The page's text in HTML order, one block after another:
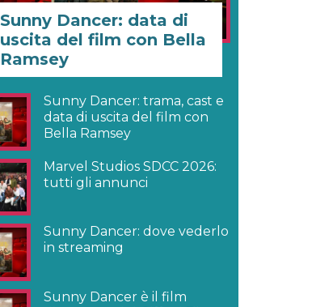
Sunny Dancer: data di
uscita del film con Bella
Ramsey
Sunny Dancer: trama, cast e
data di uscita del film con
Bella Ramsey
Marvel Studios SDCC 2026:
tutti gli annunci
Sunny Dancer: dove vederlo
in streaming
Sunny Dancer è il film